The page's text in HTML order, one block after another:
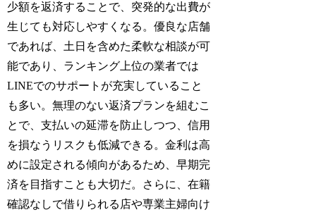
少額を返済することで、突発的な出費が
生じても対応しやすくなる。優良な店舗
であれば、土日を含めた柔軟な相談が可
能であり、ランキング上位の業者では
LINEでのサポートが充実していること
も多い。無理のない返済プランを組むこ
とで、支払いの延滞を防止しつつ、信用
を損なうリスクも低減できる。金利は高
めに設定される傾向があるため、早期完
済を目指すことも大切だ。さらに、在籍
確認なしで借りられる店や専業主婦向け